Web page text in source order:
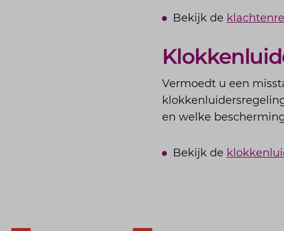
Bekijk de
Vermoedt u een
en welke
Bekijk de